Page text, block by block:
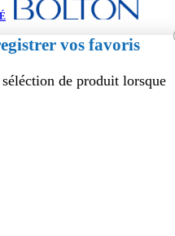
vos favoris
de produit lorsque